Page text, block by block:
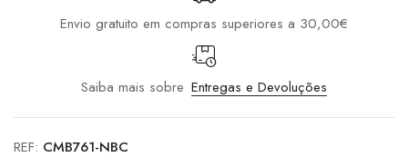
Envio gratuito em compras superiores a 30,00€
Saiba mais sobre Entregas e Devoluções
REF: CMB761-NBC